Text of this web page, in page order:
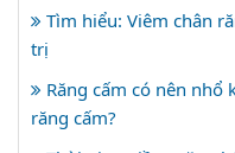
Tìm hiểu: Viêm chân
trị
Răng cấm có nên nhổ
răng cấm?